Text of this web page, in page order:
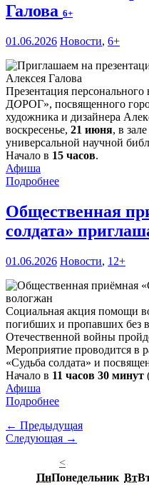
Галова 6+
01.06.2026 Новости, 6+
Презентация
ДОРОГ», посвященного
художника и дизайнера
воскресенье, 21 июня, в
универсальной научной
Начало в 15 часов.
Афиша
Подробнее
Общественная
солдата»
01.06.2026 Новости, 12+
Социальная акция помощи
погибших и пропавших без
Отечественной войны
Мероприятие проводится в
«Судьба солдата» и
Начало в 11 часов 30 минут
Афиша
Подробнее
← Предыдущая
Следующая →
<
ПнПонедельник Вт